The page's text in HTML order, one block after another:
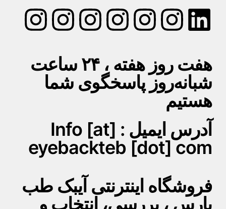
هفت روز هفته ، ۲۴ ساعت
شبانه‌روز پاسخگوی شما
هستیم
آدرس ایمیل : Info [at]
eyebackteb [dot] com
فروشگاه اینترنتی آیبک طب
پارس ، بررسی، انتخاب و